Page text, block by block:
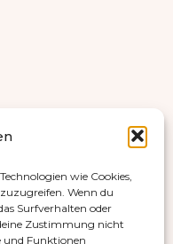
wie Cookies,
Wenn du
Surfverhalten oder
Zustimmung nicht
und Funktionen